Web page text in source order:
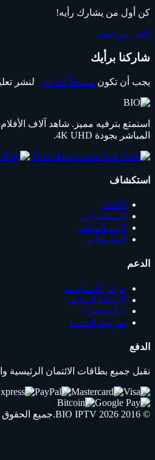
كن أول من يشارك رأيه!
اكتب مراجعة
شاركنا برأيك
يجب أن تكون مسجلاً للدخول لنشر
استمتع بترفيه مميز. شاهد آلاف
المباشر بجودة 4K UHD.
استكشاف
الأفلام
المسلسلات
البث المباشر
التطبيقات
الدعم
مركز المساعدة
الأسئلة الشائعة
Contact Us
شروط الخدمة
الدفع
نقبل جميع بطاقات الائتمان الرئيسية
© 2016 2026
BIO IPTV .جميع